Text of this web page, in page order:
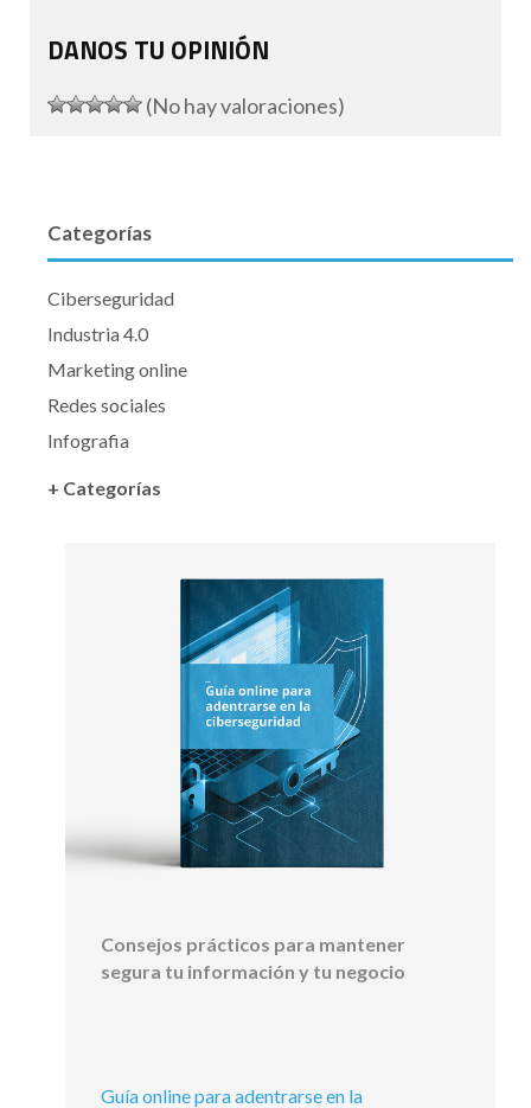
DANOS TU OPINIÓN
(No hay valoraciones)
Categorías
Ciberseguridad
Industria 4.0
Marketing online
Redes sociales
Infografia
+ Categorías
Consejos prácticos para mantener
segura tu información y tu negocio
Guía online para adentrarse en la